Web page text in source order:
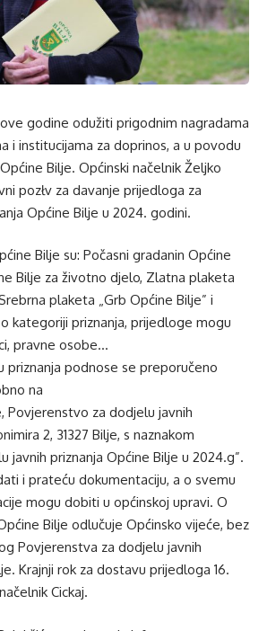
godine odužiti prigodnim nagradama
i institucijama za doprinos, a u povodu
Bilje. Općinski načelnik Željko
pozłv za davanje prijedloga za
Općine Bilje u 2024. godini.
Bilje su: Počasni gradanin Općine
Bilje za životno djelo, Zlatna plaketa
plaketa „Grb Općine Bilje” i
kategoriji priznanja, prijedloge mogu
pravne osobe…
priznanja podnose se preporučeno
na
Povjerenstvo za dodjelu javnih
2, 31327 Bilje, s naznakom
javnih priznanja Općine Bilje u 2024.g”.
i prateću dokumentaciju, a o svemu
mogu dobiti u općinskoj upravi. O
Bilje odlučuje Općinsko vijeće, bez
Povjerenstva za dodjelu javnih
Krajnji rok za dostavu prijedloga 16.
Cickaj.